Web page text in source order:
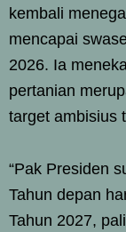
kembali
mencapai
2026. Ia
pertanian
target ambisius
“Pak Presiden
Tahun depan
Tahun 2027,